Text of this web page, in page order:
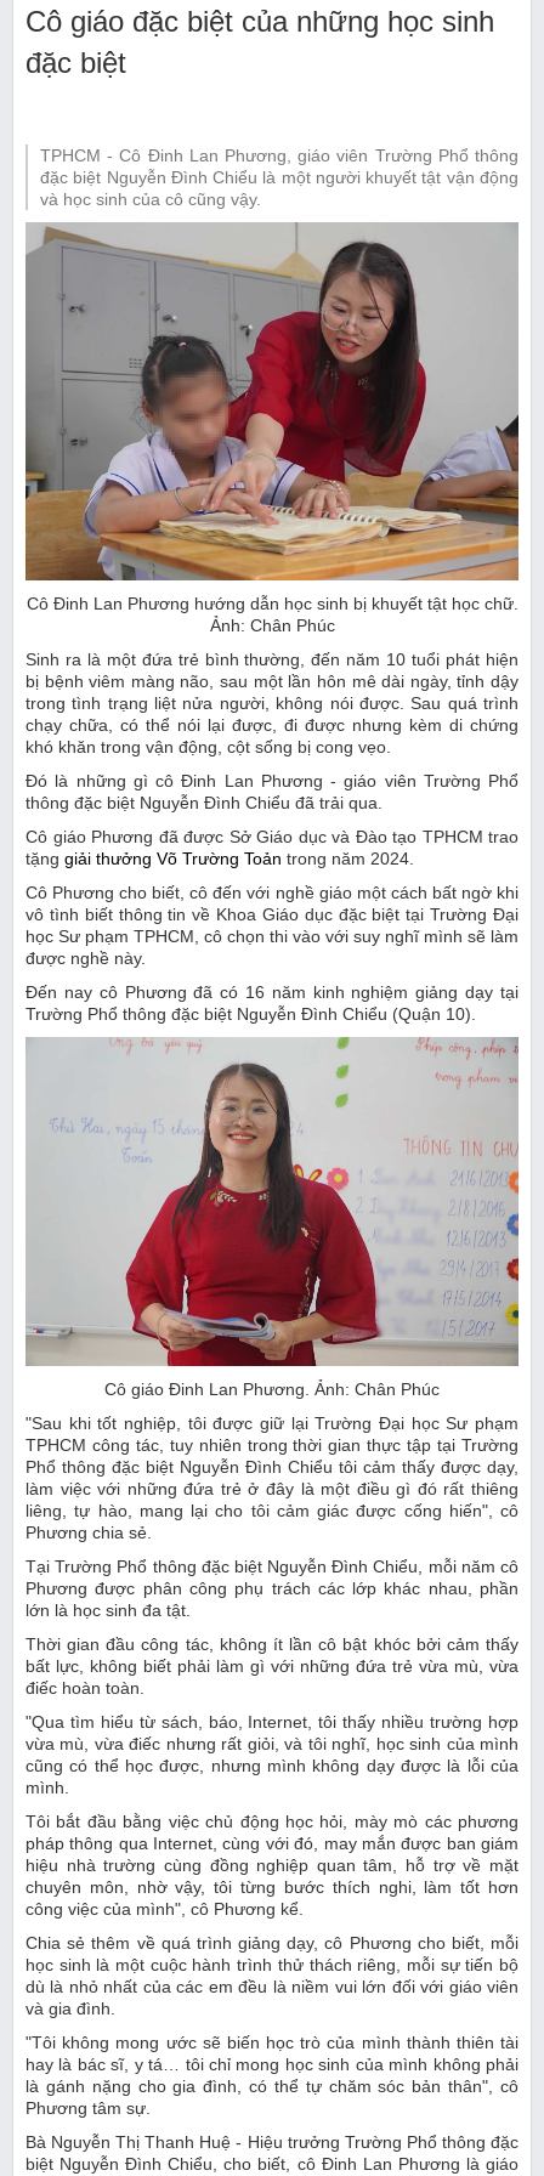
Cô giáo đặc biệt của những học sinh
đặc biệt
TPHCM - Cô Đinh Lan Phương, giáo viên Trường Phổ thông
đặc biệt Nguyễn Đình Chiểu là một người khuyết tật vận động
và học sinh của cô cũng vậy.
Cô Đinh Lan Phương hướng dẫn học sinh bị khuyết tật học chữ.
Ảnh: Chân Phúc
Sinh ra là một đứa trẻ bình thường, đến năm 10 tuổi phát hiện
bị bệnh viêm màng não, sau một lần hôn mê dài ngày, tỉnh dậy
trong tình trạng liệt nửa người, không nói được. Sau quá trình
chạy chữa, có thể nói lại được, đi được nhưng kèm di chứng
khó khăn trong vận động, cột sống bị cong vẹo.
Đó là những gì cô Đinh Lan Phương - giáo viên Trường Phổ
thông đặc biệt Nguyễn Đình Chiểu đã trải qua.
Cô giáo Phương đã được Sở Giáo dục và Đào tạo TPHCM trao
tặng giải thưởng Võ Trường Toản trong năm 2024.
Cô Phương cho biết, cô đến với nghề giáo một cách bất ngờ khi
vô tình biết thông tin về Khoa Giáo dục đặc biệt tại Trường Đại
học Sư phạm TPHCM, cô chọn thi vào với suy nghĩ mình sẽ làm
được nghề này.
Đến nay cô Phương đã có 16 năm kinh nghiệm giảng dạy tại
Trường Phổ thông đặc biệt Nguyễn Đình Chiểu (Quận 10).
Cô giáo Đinh Lan Phương. Ảnh: Chân Phúc
"Sau khi tốt nghiệp, tôi được giữ lại Trường Đại học Sư phạm
TPHCM công tác, tuy nhiên trong thời gian thực tập tại Trường
Phổ thông đặc biệt Nguyễn Đình Chiểu tôi cảm thấy được dạy,
làm việc với những đứa trẻ ở đây là một điều gì đó rất thiêng
liêng, tự hào, mang lại cho tôi cảm giác được cống hiến", cô
Phương chia sẻ.
Tại Trường Phổ thông đặc biệt Nguyễn Đình Chiểu, mỗi năm cô
Phương được phân công phụ trách các lớp khác nhau, phần
lớn là học sinh đa tật.
Thời gian đầu công tác, không ít lần cô bật khóc bởi cảm thấy
bất lực, không biết phải làm gì với những đứa trẻ vừa mù, vừa
điếc hoàn toàn.
"Qua tìm hiểu từ sách, báo, Internet, tôi thấy nhiều trường hợp
vừa mù, vừa điếc nhưng rất giỏi, và tôi nghĩ, học sinh của mình
cũng có thể học được, nhưng mình không dạy được là lỗi của
mình.
Tôi bắt đầu bằng việc chủ động học hỏi, mày mò các phương
pháp thông qua Internet, cùng với đó, may mắn được ban giám
hiệu nhà trường cùng đồng nghiệp quan tâm, hỗ trợ về mặt
chuyên môn, nhờ vậy, tôi từng bước thích nghi, làm tốt hơn
công việc của mình", cô Phương kể.
Chia sẻ thêm về quá trình giảng dạy, cô Phương cho biết, mỗi
học sinh là một cuộc hành trình thử thách riêng, mỗi sự tiến bộ
dù là nhỏ nhất của các em đều là niềm vui lớn đối với giáo viên
và gia đình.
"Tôi không mong ước sẽ biến học trò của mình thành thiên tài
hay là bác sĩ, y tá… tôi chỉ mong học sinh của mình không phải
là gánh nặng cho gia đình, có thể tự chăm sóc bản thân", cô
Phương tâm sự.
Bà Nguyễn Thị Thanh Huệ - Hiệu trưởng Trường Phổ thông đặc
biệt Nguyễn Đình Chiểu, cho biết, cô Đinh Lan Phương là giáo